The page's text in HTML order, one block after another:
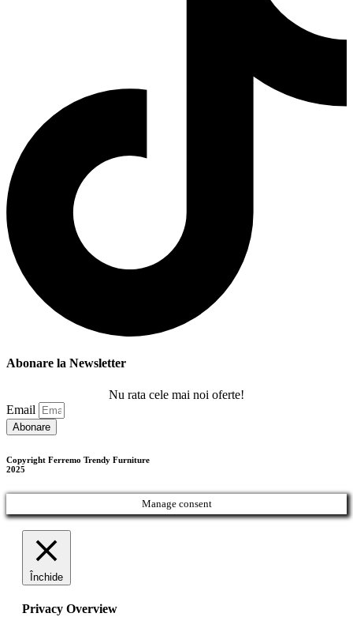
Abonare la Newsletter
Nu rata cele mai noi oferte!
Email
Abonare
Copyright Ferremo Trendy Furniture
2025
Manage consent
Închide
Privacy Overview